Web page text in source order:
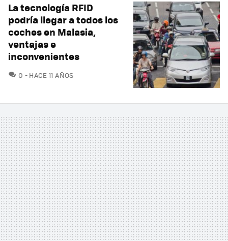
La tecnología RFID
podría llegar a todos los
coches en Malasia,
ventajas e
inconvenientes
0 COMENTARIOS
HACE 11 AÑOS